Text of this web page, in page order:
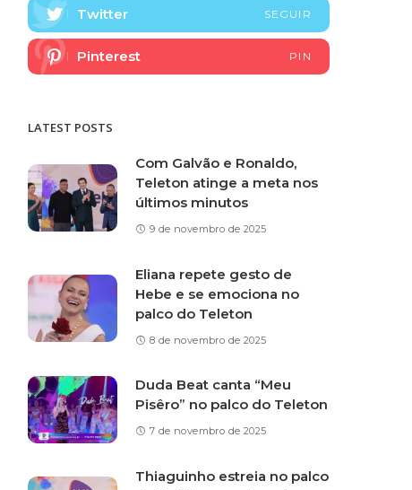
Twitter SEGUIR
Pinterest PIN
LATEST POSTS
Com Galvão e Ronaldo,
Teleton atinge a meta nos
últimos minutos
9 de novembro de 2025
Eliana repete gesto de
Hebe e se emociona no
palco do Teleton
8 de novembro de 2025
Duda Beat canta “Meu
Pisêro” no palco do Teleton
7 de novembro de 2025
Thiaguinho estreia no palco